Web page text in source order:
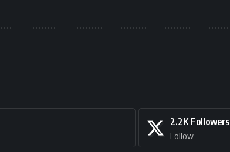
2.2K Followers
Follow